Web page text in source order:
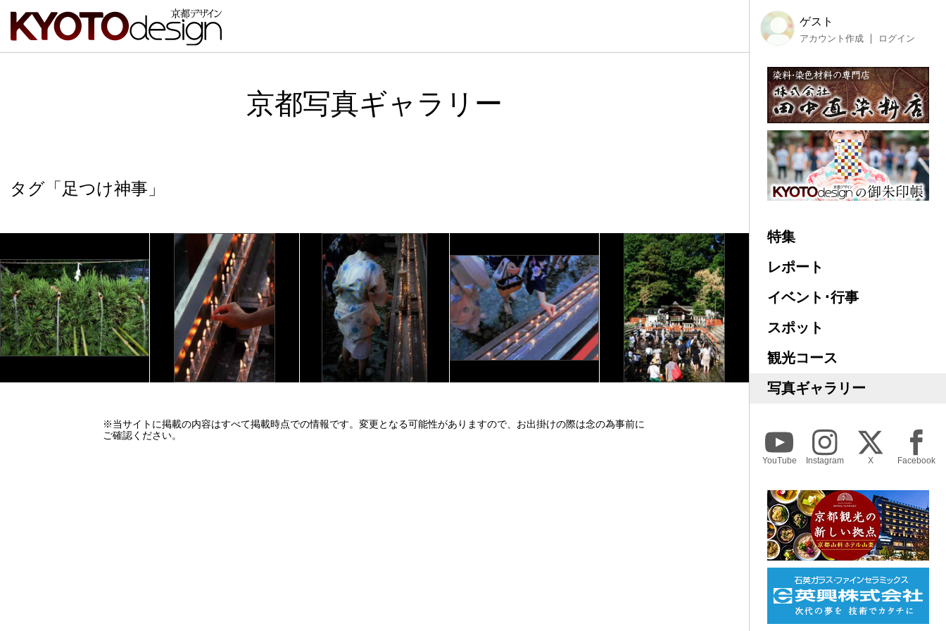
京都写真ギャラリー
タグ「足つけ神事」
※当サイトに掲載の内容はすべて掲載時点での情報です。変更となる可能性がありますので、お出掛けの際は念の為事前に
ご確認ください。
ゲスト
アカウント作成 ログイン
特集
レポート
イベント･行事
スポット
観光コース
写真ギャラリー
YouTube Instagram X Facebook